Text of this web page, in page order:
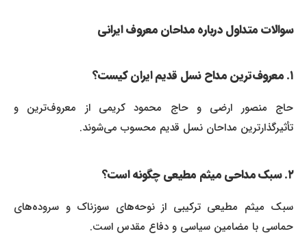
سوالات متداول درباره مداحان معروف ایرانی
حاج منصور ارضی و حاج محمود کریمی از معروف‌ترین و
تأثیرگذارترین مداحان نسل قدیم محسوب می‌شوند.
سبک میثم مطیعی ترکیبی از نوحه‌های سوزناک و سروده‌های
حماسی با مضامین سیاسی و دفاع مقدس است.